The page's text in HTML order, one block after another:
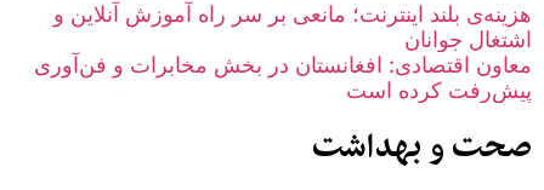
هزینه‌ی بلند اینترنت؛ مانعی بر سر راه آموزش آنلاین و
اشتغال جوانان
معاون اقتصادی: افغانستان در بخش مخابرات و فن‌آوری
پیش‌رفت کرده است
صحت و بهداشت